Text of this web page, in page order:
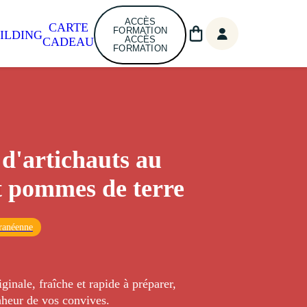
CARTE
CADEAU
ACCÈS
FORMATION
ACCÈS
FORMATION
d'artichauts au
pommes de terre
fraîche et rapide à préparer,
de vos convives.